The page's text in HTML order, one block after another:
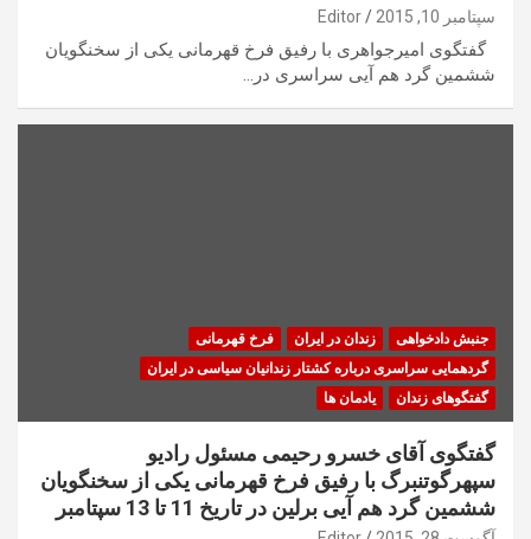
سپتامبر 10, 2015 Editor
گفتگوی امیرجواهری با رفیق فرخ قهرمانی یکی از سخنگویان
ششمین گرد هم آیی سراسری در…
جنبش دادخواهی زندان در ایران
فرخ قهرمانی
گردهمایی سراسری درباره کشتار زندانیان سیاسی در ایران
گفتگوهای زندان
یادمان ها
گفتگوی آقای خسرو رحیمی مسئول رادیو
سپهرگوتنبرگ با رفیق فرخ قهرمانی یکی از سخنگویان
ششمین گرد هم آیی برلین در تاریخ 11 تا 13 سپتامبر